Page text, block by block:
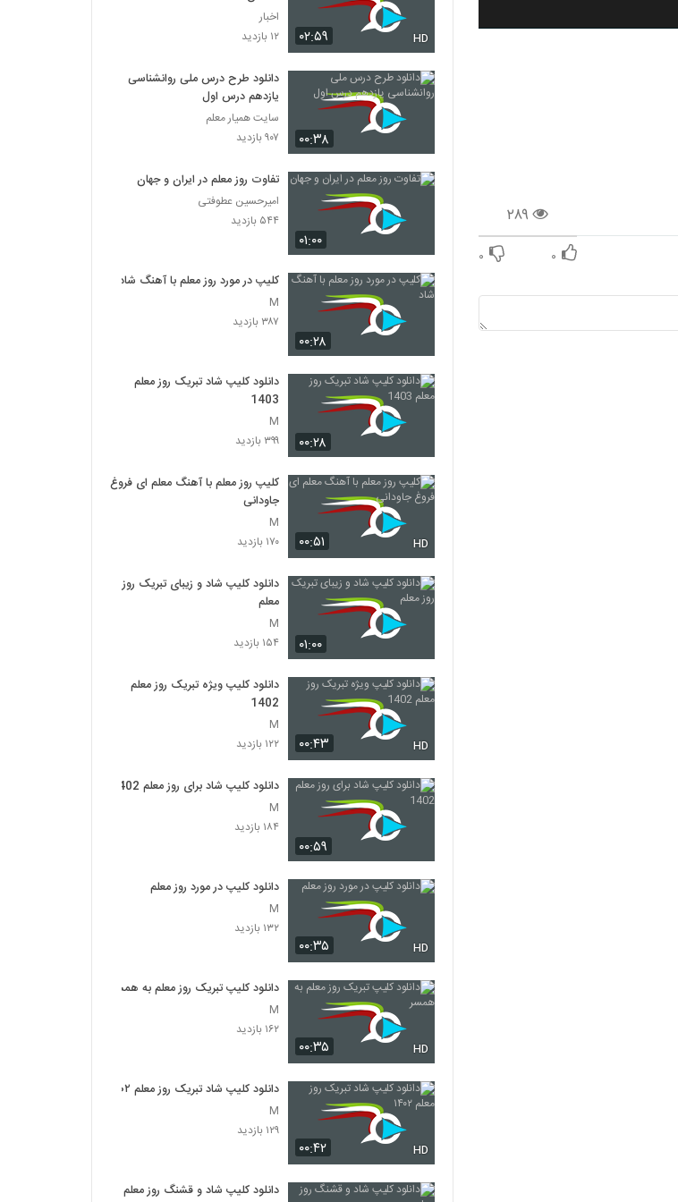
۲۸۹
۰ ۰
۰۲:۵۹ HD
اخبار
۱۲ بازدید
۰۰:۳۸
دانلود طرح درس ملی روانشناسی
یازدهم درس اول
سایت همیار معلم
۹۰۷ بازدید
۰۱:۰۰
تفاوت روز معلم در ایران و جهان
امیرحسین عطوفتی
۵۴۴ بازدید
۰۰:۲۸
کلیپ در مورد روز معلم با آهنگ شاد
M
۳۸۷ بازدید
۰۰:۲۸
دانلود کلیپ شاد تبریک روز معلم
1403
M
۳۹۹ بازدید
۰۰:۵۱ HD
کلیپ روز معلم با آهنگ معلم ای فروغ
جاودانی
M
۱۷۰ بازدید
۰۱:۰۰
دانلود کلیپ شاد و زیبای تبریک روز
معلم
M
۱۵۴ بازدید
۰۰:۴۳ HD
دانلود کلیپ ویژه تبریک روز معلم
1402
M
۱۲۲ بازدید
۰۰:۵۹
دانلود کلیپ شاد برای روز معلم 1402
M
۱۸۴ بازدید
۰۰:۳۵ HD
دانلود کلیپ در مورد روز معلم
M
۱۳۲ بازدید
۰۰:۳۵ HD
دانلود کلیپ تبریک روز معلم به همسر
M
۱۶۲ بازدید
۰۰:۴۲ HD
دانلود کلیپ شاد تبریک روز معلم ۱۴۰۲
M
۱۲۹ بازدید
دانلود کلیپ شاد و قشنگ روز معلم